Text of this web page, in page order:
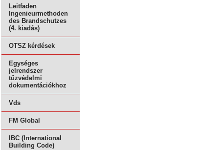
Leitfaden
Ingenieurmethoden
des Brandschutzes
(4. kiadás)
OTSZ kérdések
Egységes
jelrendszer
tűzvédelmi
dokumentációkhoz
Vds
FM Global
IBC (International
Building Code)